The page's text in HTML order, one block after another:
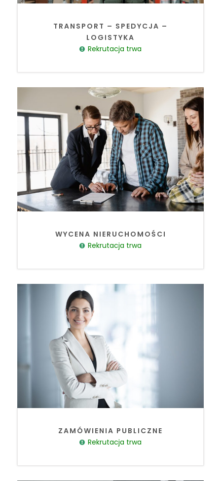
TRANSPORT – SPEDYCJA –
LOGISTYKA
Rekrutacja trwa
WYCENA NIERUCHOMOŚCI
Rekrutacja trwa
ZAMÓWIENIA PUBLICZNE
Rekrutacja trwa